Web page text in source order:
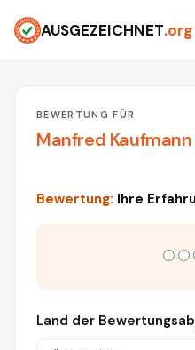
AUSGEZEICHNET.org
BEWERTUNG FÜR
Manfred Kaufmann
Bewertung: Ihre
Land der